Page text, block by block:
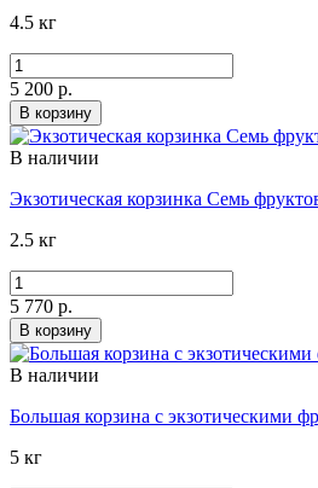
4.5 кг
5 200 р.
В корзину
В наличии
Экзотическая корзинка Семь
2.5 кг
5 770 р.
В корзину
В наличии
Большая корзина с экзотическими
5 кг